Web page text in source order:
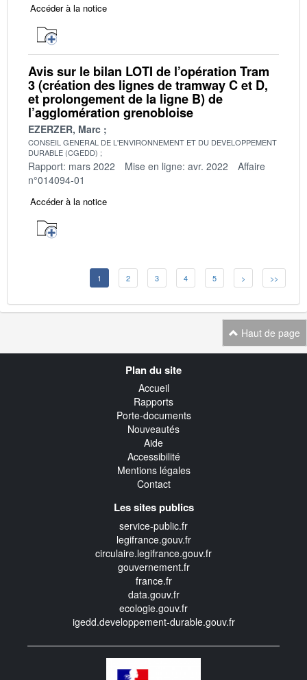
Accéder à la notice
Avis sur le bilan LOTI de l’opération Tram
3 (création des lignes de tramway C et D,
et prolongement de la ligne B) de
l’agglomération grenobloise
EZERZER, Marc
CONSEIL GENERAL DE L'ENVIRONNEMENT ET DU DEVELOPPEMENT
DURABLE (CGEDD)
Rapport: mars 2022 Mise en ligne: avr. 2022
Affaire
n°014094-01
Accéder à la notice
1 2 3 4 5 > >>
Haut de page
Plan du site
Accueil
Rapports
Porte-documents
Nouveautés
Aide
Accessibilité
Mentions légales
Contact
Les sites publics
service-public.fr
legifrance.gouv.fr
circulaire.legifrance.gouv.fr
gouvernement.fr
france.fr
data.gouv.fr
ecologie.gouv.fr
igedd.developpement-durable.gouv.fr